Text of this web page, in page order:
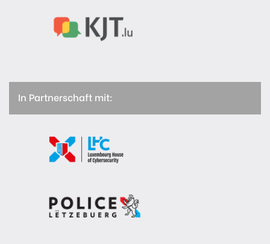
In Partnerschaft mit: